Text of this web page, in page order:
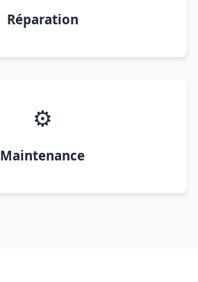
Réparation
⚙️
Maintenance